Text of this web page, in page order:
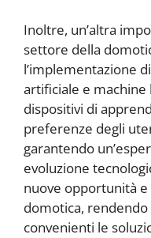
Inoltre, un’altra
settore della
l’implementazione
artificiale e
dispositivi di
preferenze degli
garantendo
evoluzione
nuove opportunità
domotica,
convenienti le